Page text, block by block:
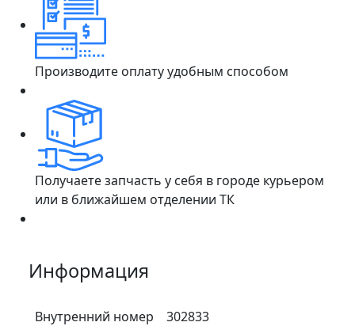
Производите оплату удобным способом
Получаете запчасть у себя в городе курьером
или в ближайшем отделении ТК
Информация
Внутренний номер
302833